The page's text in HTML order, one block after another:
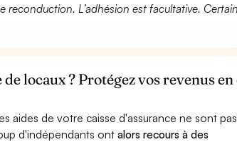
reconduction. L’adhésion est facultative.
locaux ? Protégez vos revenus en
aides de votre caisse d'assurance ne sont pas
d'indépendants ont alors recours à des